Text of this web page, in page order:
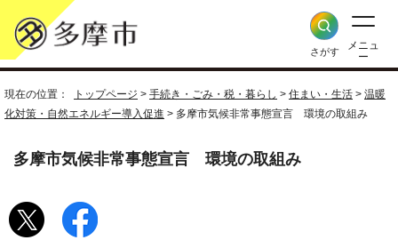
さがす
メニュ
ー
現在の位置： トップページ > 手続き・ごみ・税・暮らし > 住まい・生活 > 温暖
化対策・自然エネルギー導入促進 > 多摩市気候非常事態宣言 環境の取組み
多摩市気候非常事態宣言 環境の取組み